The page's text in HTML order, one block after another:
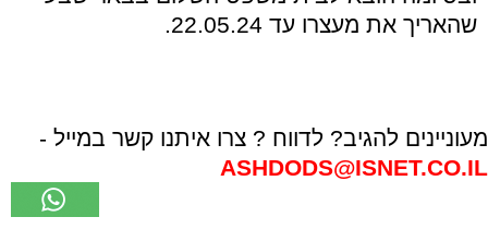
שהאריך את מעצרו עד 22.05.24.
מעוניינים להגיב? לדווח ? צרו איתנו קשר במייל -
ASHDODS@ISNET.CO.IL